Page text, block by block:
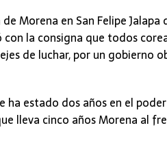
Morena en San Felipe Jalapa
con la consigna que todos
de luchar, por un gobierno
ha estado dos años en el
lleva cinco años Morena al